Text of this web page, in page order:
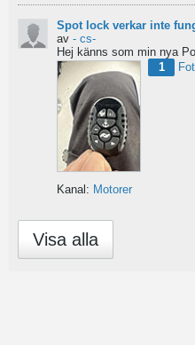
Spot lock verkar inte
av - cs-
Hej känns som min nya
1
Kanal: Motorer
Visa alla